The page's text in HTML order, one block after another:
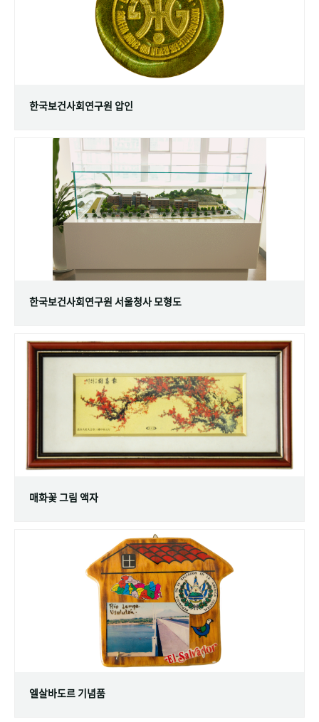
한국보건사회연구원 압인
한국보건사회연구원 서울청사 모형도
매화꽃 그림 액자
엘살바도르 기념품